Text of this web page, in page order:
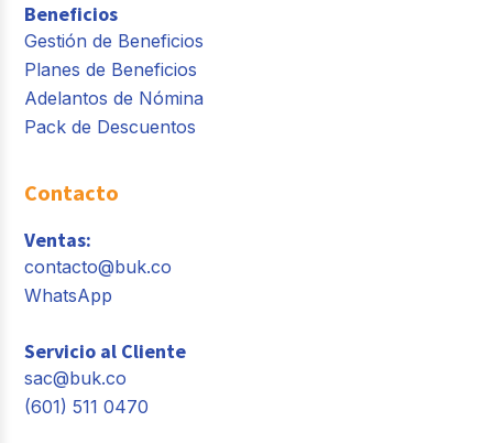
Beneficios
Gestión de Beneficios
Planes de Beneficios
Adelantos de Nómina
Pack de Descuentos
Contacto
Ventas:
contacto@buk.co
WhatsApp
Servicio al Cliente
sac@buk.co
(601) 511 0470